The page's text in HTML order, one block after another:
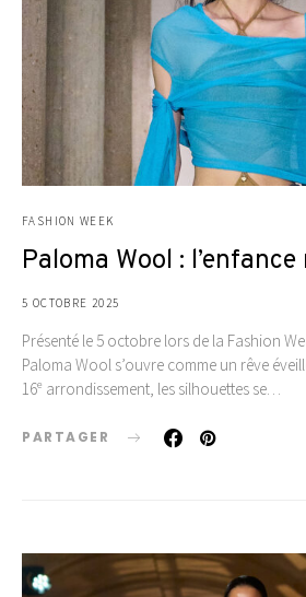
FASHION WEEK
Paloma Wool :
5 OCTOBRE 2025
Présenté le 5 octobre lors de la Fashion
Paloma Wool s’ouvre comme un rêve
16ᵉ arrondissement, les silhouettes se…
PARTAGER